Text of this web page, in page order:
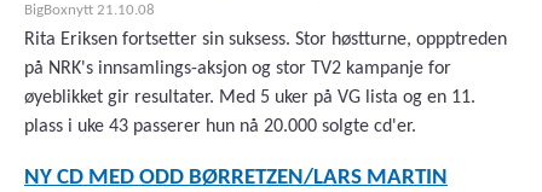
BigBoxnytt 21.10.08
Rita Eriksen fortsetter sin suksess. Stor høstturne, oppptreden
på NRK's innsamlings-aksjon og stor TV2 kampanje for
øyeblikket gir resultater. Med 5 uker på VG lista og en 11.
plass i uke 43 passerer hun nå 20.000 solgte cd'er.
NY CD MED ODD BØRRETZEN/LARS MARTIN